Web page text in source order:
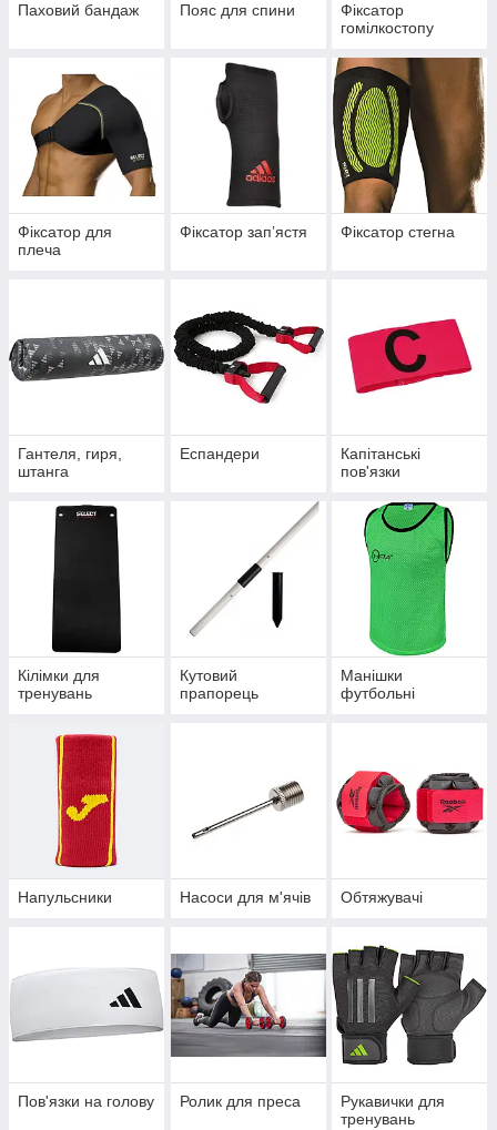
Паховий бандаж Пояс для спини
Фіксатор
гомілкостопу
Фіксатор для
плеча
Фіксатор запʼястя Фіксатор стегна
Гантеля, гиря,
штанга
Еспандери
Капітанські
пов'язки
Кілімки для
тренувань
Кутовий
прапорець
Манішки
футбольні
Напульсники Насоси для м'ячів Обтяжувачі
Пов'язки на голову Ролик для преса
Рукавички для
тренувань